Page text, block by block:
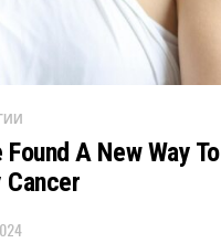
A New Way To
Cancer